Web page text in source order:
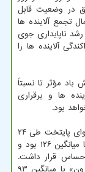
در وضعیت قابل
تجمع آلاینده ها
ناپایداری جوی
آلاینده ها را
مؤثر تا نسبتاً
ها و برقراری
بود.
به گزارش آبیاری به نقل از ایسنا، آلاینده شاخص هوای پایتخت طی ۲۴
ساعت گذشته «ذرات معلق کمتر از ۲.۵ میکرون» با میانگین ۱۲۶ بود و
حساس قرار داشت.
آلاینده شاخص الان «ذرات معلق کمتر از ۲.۵ میکرون» با میانگین ۹۳